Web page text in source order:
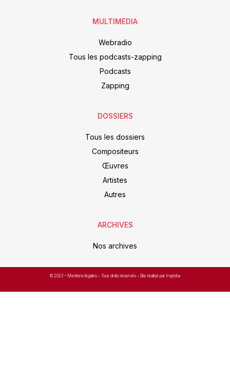
MULTIMEDIA
Webradio
Tous les podcasts-zapping
Podcasts
Zapping
DOSSIERS
Tous les dossiers
Compositeurs
Œuvres
Artistes
Autres
ARCHIVES
Nos archives
© 2023 – Mentions légales – Tous droits réservés – Site réalisé par Improba